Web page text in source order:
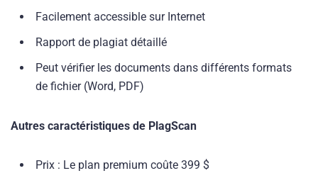
Facilement accessible sur Internet
Rapport de plagiat détaillé
Peut vérifier les documents dans différents formats
de fichier (Word, PDF)
Autres caractéristiques de PlagScan
Prix : Le plan premium coûte 399 $